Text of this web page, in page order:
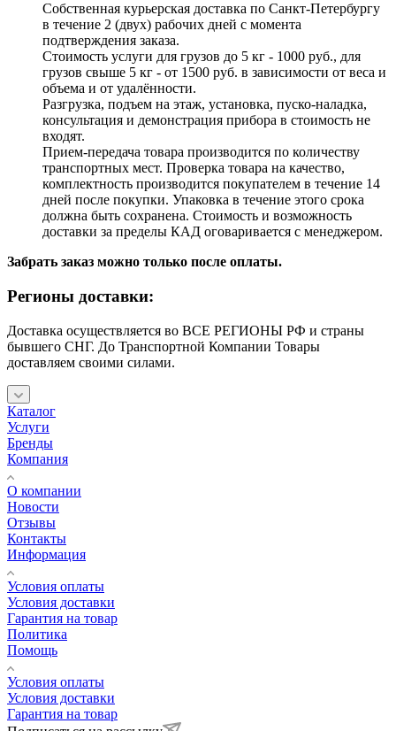
Собственная курьерская доставка по Санкт-Петербургу
в течение 2 (двух) рабочих дней с момента
подтверждения заказа.
Стоимость услуги для грузов до 5 кг - 1000 руб., для
грузов свыше 5 кг - от 1500 руб. в зависимости от веса и
объема и от удалённости.
Разгрузка, подъем на этаж, установка, пуско-наладка,
консультация и демонстрация прибора в стоимость не
входят.
Прием-передача товара производится по количеству
транспортных мест. Проверка товара на качество,
комплектность производится покупателем в течение 14
дней после покупки. Упаковка в течение этого срока
должна быть сохранена. Стоимость и возможность
доставки за пределы КАД оговаривается с менеджером.
Забрать заказ можно только после оплаты.
Регионы доставки:
Доставка осуществляется во ВСЕ РЕГИОНЫ РФ и страны
бывшего СНГ. До Транспортной Компании Товары
доставляем своими силами.
Каталог
Услуги
Бренды
Компания
О компании
Новости
Отзывы
Контакты
Информация
Условия оплаты
Условия доставки
Гарантия на товар
Политика
Помощь
Условия оплаты
Условия доставки
Гарантия на товар